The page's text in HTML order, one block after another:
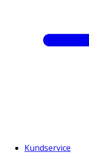
Kundservice